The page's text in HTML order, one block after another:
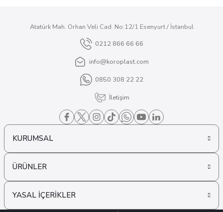
Atatürk Mah. Orhan Veli Cad. No:12/1 Esenyurt / İstanbul
0212 866 66 66
info@koroplast.com
0850 308 22 22
İletişim
KURUMSAL
ÜRÜNLER
YASAL İÇERİKLER